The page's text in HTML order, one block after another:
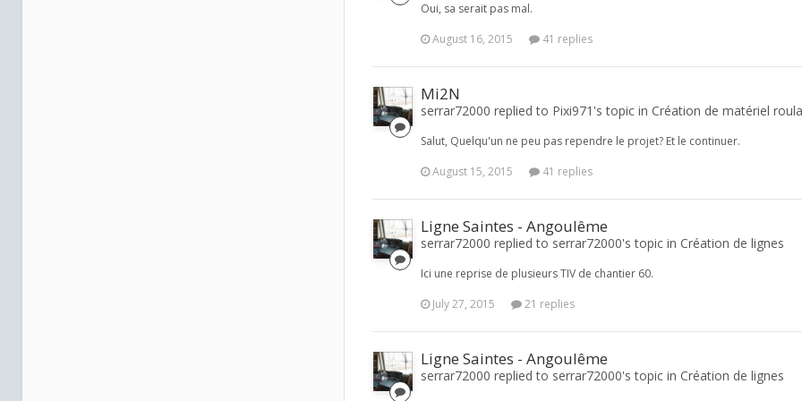
Oui, sa serait pas mal.
August 16, 2015
41 replies
Mi2N
serrar72000 replied to Pixi971's topic in Création de matériel
Salut, Quelqu'un ne peu pas rependre le projet? Et le continuer.
August 15, 2015
41 replies
Ligne Saintes - Angoulême
serrar72000 replied to serrar72000's topic in Création de lignes
Ici une reprise de plusieurs TIV de chantier 60.
July 27, 2015
21 replies
Ligne Saintes - Angoulême
serrar72000 replied to serrar72000's topic in Création de lignes